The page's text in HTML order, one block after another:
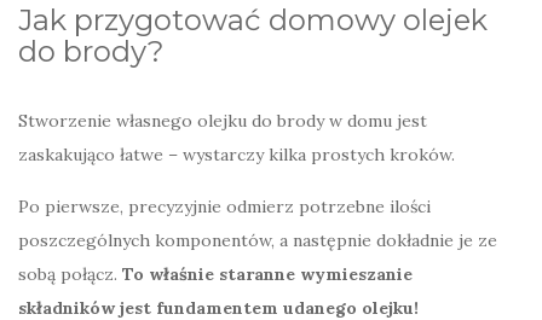
Jak przygotować domowy olejek
do brody?
Stworzenie własnego olejku do brody w domu jest
zaskakująco łatwe – wystarczy kilka prostych kroków.
Po pierwsze, precyzyjnie odmierz potrzebne ilości
poszczególnych komponentów, a następnie dokładnie je ze
sobą połącz. To właśnie staranne wymieszanie
składników jest fundamentem udanego olejku!